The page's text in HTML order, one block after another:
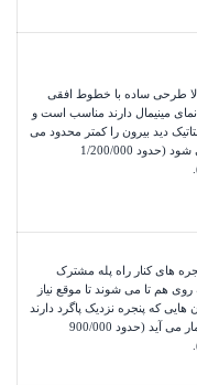
طرحی ساده با خطوط افقی
مینیمال دارند مناسب است و
دید بیرون را کمتر محدود می
شود (حدود 1/200/000
های کنار راه پله مشترک
هم تا می شوند تا موقع نیاز
که پنجره نزدیک پاگرد دارند
می آید (حدود 900/000